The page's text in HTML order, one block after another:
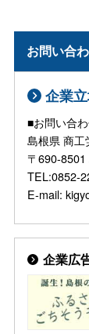
お問い合
企業
■お問い合
島根県 商工
〒690-8501
TEL:0852-
E-mail:
企業広